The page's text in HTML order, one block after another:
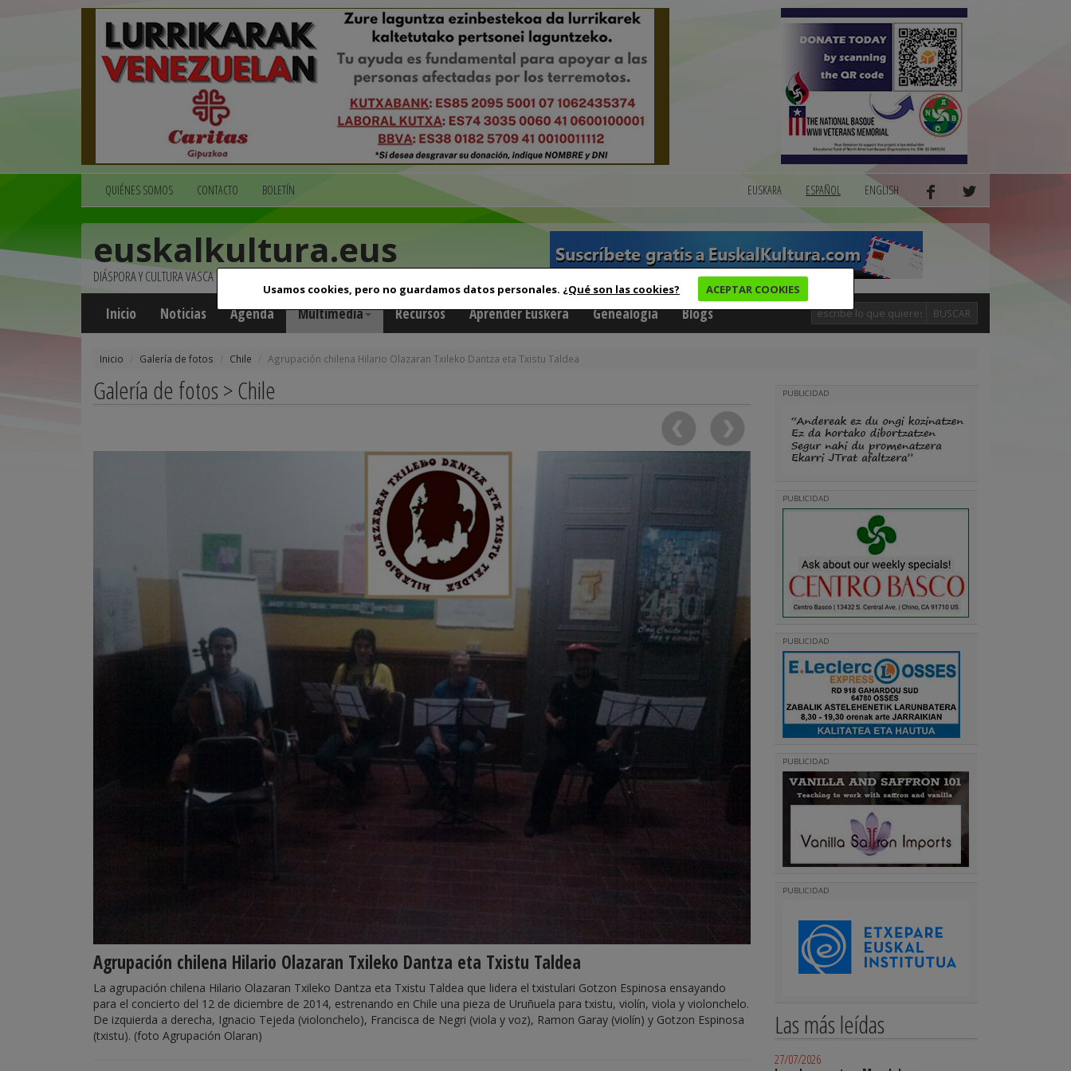
Usamos cookies, pero no guardamos datos personales. ¿Qué son las cookies? ACEPTAR COOKIES
QUIÉNES SOMOS CONTACTO BOLETÍN EUSKARA ESPAÑOL ENGLISH
euskalkultura.eus
DIÁSPORA Y CULTURA VASCA
Inicio Noticias Agenda Multimedia Recursos Aprender Euskera Genealogía Blogs BUSCAR
Inicio Galería de fotos Chile Agrupación chilena Hilario Olazaran Txileko Dantza eta Txistu Taldea
Galería de fotos > Chile
Agrupación chilena Hilario Olazaran Txileko Dantza eta Txistu Taldea
La agrupación chilena Hilario Olazaran Txileko Dantza eta Txistu Taldea que lidera el txistulari Gotzon Espinosa ensayando
para el concierto del 12 de diciembre de 2014, estrenando en Chile una pieza de Uruñuela para txistu, violín, viola y violonchelo.
De izquierda a derecha, Ignacio Tejeda (violonchelo), Francisca de Negri (viola y voz), Ramon Garay (violín) y Gotzon Espinosa
(txistu). (foto Agrupación Olaran)
PUBLICIDAD
PUBLICIDAD
PUBLICIDAD
PUBLICIDAD
PUBLICIDAD
Las más leídas
27/07/2026